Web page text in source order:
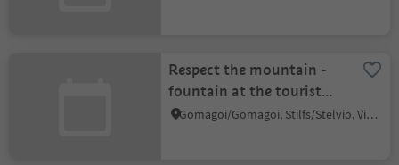
Respect the mountain -
fountain at the tourist
office in Gomagoi
Gomagoi/Gomagoi, Stilfs/Stelvio, Vinschgau/Val Venosta